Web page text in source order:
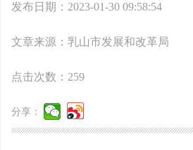
发布日期：2023-01-30 09:58:54
文章来源：乳山市发展和改革局
点击次数： 259
分享：